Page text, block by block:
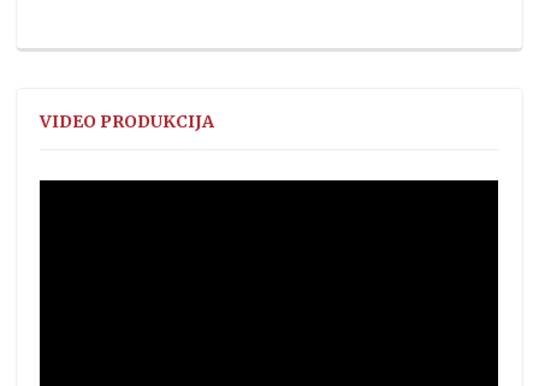
VIDEO PRODUKCIJA